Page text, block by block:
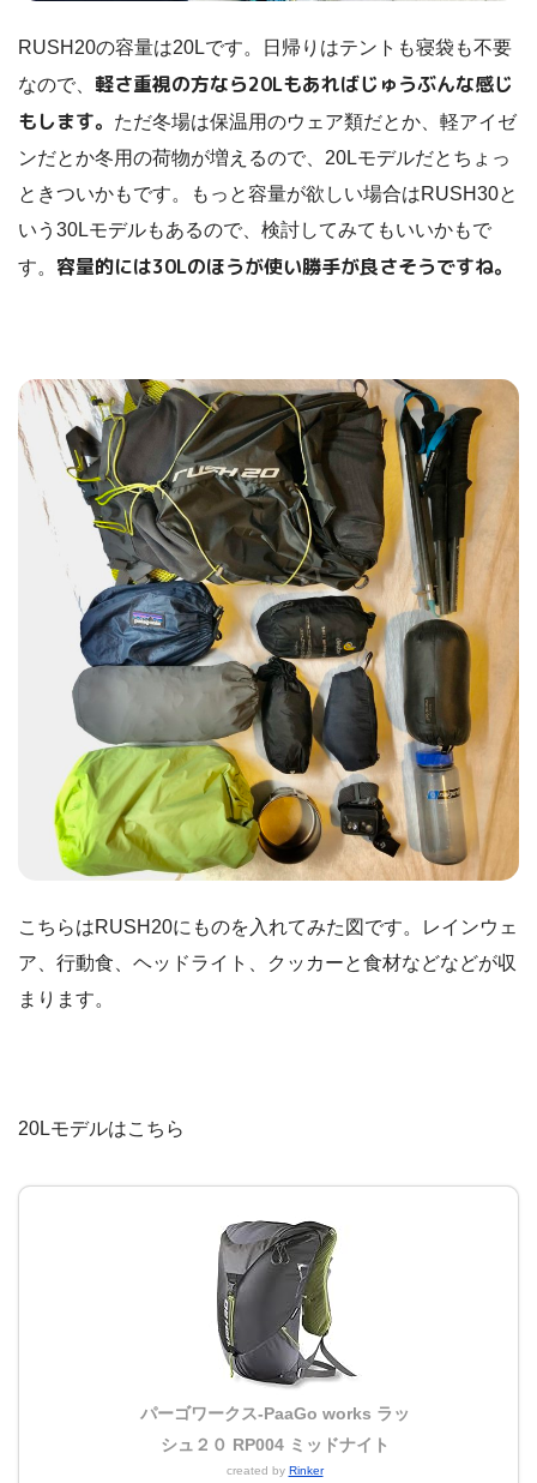
RUSH20の容量は20Lです。日帰りはテントも寝袋も不要
なので、 軽さ重視の方なら20Lもあればじゅうぶんな感じ
もします。
ただ冬場は保温用のウェア類だとか、軽アイゼ
ンだとか冬用の荷物が増えるので、20Lモデルだとちょっ
ときついかもです。もっと容量が欲しい場合はRUSH30と
いう30Lモデルもあるので、検討してみてもいいかもで
す。 容量的には30Lのほうが使い勝手が良さそうですね。
こちらはRUSH20にものを入れてみた図です。レインウェ
ア、行動食、ヘッドライト、クッカーと食材などなどが収
まります。
20Lモデルはこちら
パーゴワークス-PaaGo works ラッ
シュ２０ RP004 ミッドナイト
created by Rinker